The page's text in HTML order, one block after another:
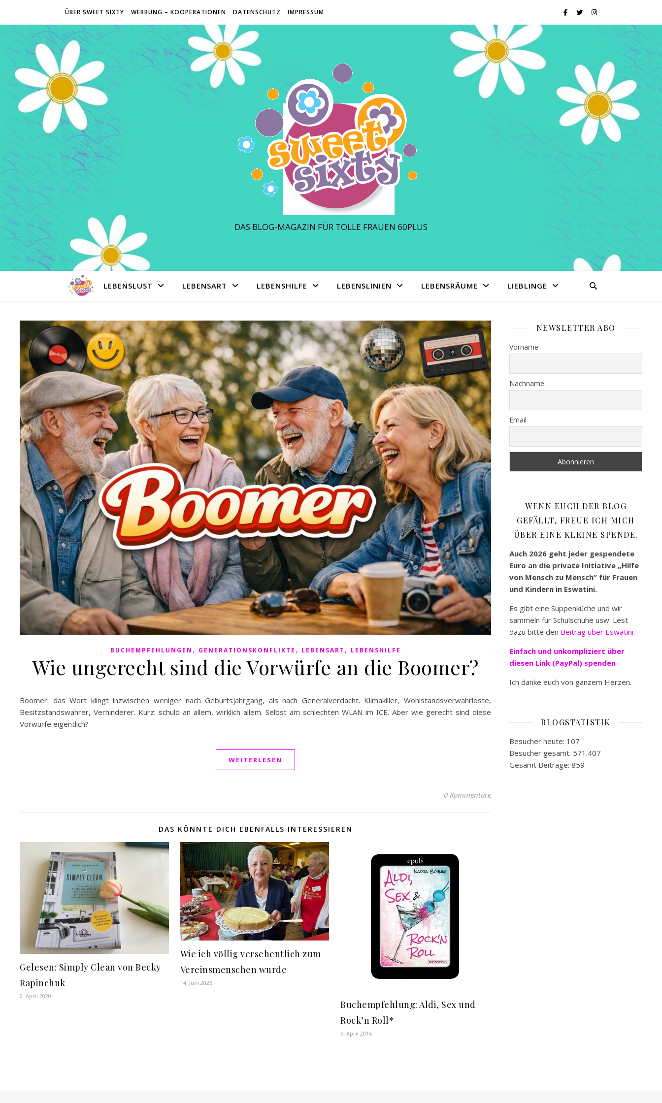
ÜBER SWEET SIXTY WERBUNG – KOOPERATIONEN DATENSCHUTZ IMPRESSUM
DAS BLOG-MAGAZIN FÜR TOLLE FRAUEN 60PLUS
LEBENSLUST LEBENSART LEBENSHILFE LEBENSLINIEN LEBENSRÄUME LIEBLINGE
BUCHEMPFEHLUNGEN , GENERATIONSKONFLIKTE , LEBENSART , LEBENSHILFE
Wie ungerecht sind die Vorwürfe an die Boomer?
Boomer: das Wort klingt inzwischen weniger nach Geburtsjahrgang, als nach Generalverdacht. Klimakiller, Wohlstandsverwahrloste,
Besitzstandswahrer, Verhinderer. Kurz: schuld an allem, wirklich allem. Selbst am schlechten WLAN im ICE. Aber wie gerecht sind diese
Vorwürfe eigentlich?
WEITERLESEN
0 Kommentare
DAS KÖNNTE DICH EBENFALLS INTERESSIEREN
Gelesen: Simply Clean von Becky
Rapinchuk
2. April 2020
Wie ich völlig versehentlich zum
Vereinsmenschen wurde
14. Juni 2026
Buchempfehlung: Aldi, Sex und
Rock’n Roll*
6. April 2016
NEWSLETTER ABO
Vorname
Nachname
Email
WENN EUCH DER BLOG
GEFÄLLT, FREUE ICH MICH
ÜBER EINE KLEINE SPENDE.
Auch 2026 geht jeder gespendete
Euro an die private Initiative „Hilfe
von Mensch zu Mensch“ für Frauen
und Kindern in Eswatini.
Es gibt eine Suppenküche und wir
sammeln für Schulschuhe usw. Lest
dazu bitte den Beitrag über Eswatini.
Einfach und unkompliziert über
diesen Link (PayPal) spenden
Ich danke euch von ganzem Herzen.
BLOGSTATISTIK
Besucher heute: 107
Besucher gesamt: 571.407
Gesamt Beiträge: 859